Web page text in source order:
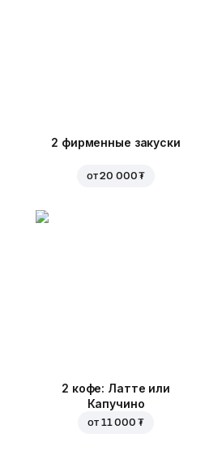
2 фирменные закуски
от20 000 ₮
2 кофе: Латте или
Капучино
от 11 000 ₮